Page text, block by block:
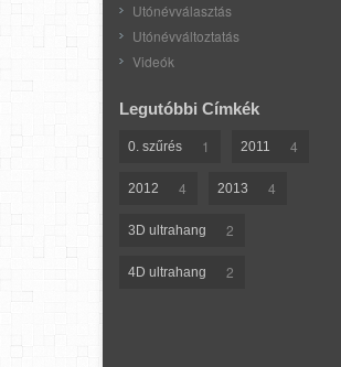
Utónévválasztás
Utónévváltoztatás
Videók
Legutóbbi Címkék
0. szűrés 1 2011 4
2012 4 2013 4
3D ultrahang 2
4D ultrahang 2